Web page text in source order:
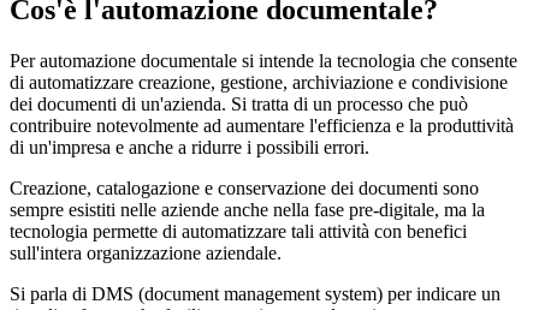
Cos'è l'automazione documentale?
Per automazione documentale si intende la tecnologia che consente
di automatizzare creazione, gestione, archiviazione e condivisione
dei documenti di un'azienda. Si tratta di un processo che può
contribuire notevolmente ad aumentare l'efficienza e la produttività
di un'impresa e anche a ridurre i possibili errori.
Creazione, catalogazione e conservazione dei documenti sono
sempre esistiti nelle aziende anche nella fase pre-digitale, ma la
tecnologia permette di automatizzare tali attività con benefici
sull'intera organizzazione aziendale.
Si parla di DMS (document management system) per indicare un